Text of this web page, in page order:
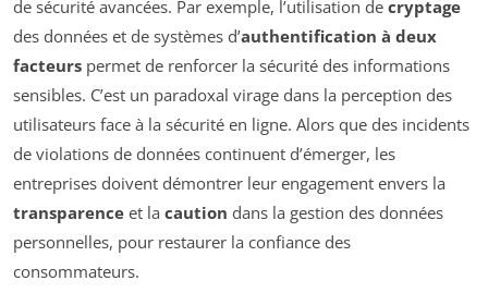
de sécurité avancées. Par exemple, l’utilisation de cryptage
des données et de systèmes d’authentification à deux
facteurs permet de renforcer la sécurité des informations
sensibles. C’est un paradoxal virage dans la perception des
utilisateurs face à la sécurité en ligne. Alors que des incidents
de violations de données continuent d’émerger, les
entreprises doivent démontrer leur engagement envers la
transparence et la caution dans la gestion des données
personnelles, pour restaurer la confiance des
consommateurs.